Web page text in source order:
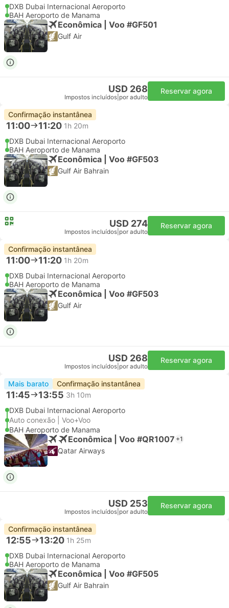
DXB Dubai Internacional Aeroporto
BAH Aeroporto de Manama
Econômica | Voo #GF501
Gulf Air
USD 268
Impostos incluídos por adulto
Reservar agora
Confirmação instantânea
11:00 11:20 1h 20m
DXB Dubai Internacional Aeroporto
BAH Aeroporto de Manama
Econômica | Voo #GF503
Gulf Air Bahrain
USD 274
Impostos incluídos por adulto
Reservar agora
Confirmação instantânea
11:00 11:20 1h 20m
DXB Dubai Internacional Aeroporto
BAH Aeroporto de Manama
Econômica | Voo #GF503
Gulf Air
USD 268
Impostos incluídos por adulto
Reservar agora
Mais barato Confirmação instantânea
11:45 13:55 3h 10m
DXB Dubai Internacional Aeroporto
Auto conexão | Voo+Voo
BAH Aeroporto de Manama
Econômica | Voo #QR1007 +1
Qatar Airways
USD 253
Impostos incluídos por adulto
Reservar agora
Confirmação instantânea
12:55 13:20 1h 25m
DXB Dubai Internacional Aeroporto
BAH Aeroporto de Manama
Econômica | Voo #GF505
Gulf Air Bahrain